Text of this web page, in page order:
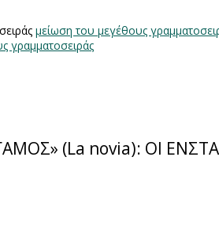
μείωση του μεγέθους
(La novia): ΟΙ